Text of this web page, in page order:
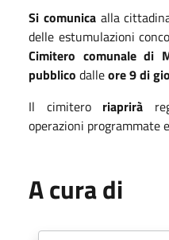
Si comunicaalla
delle estumulazioni
Cimitero comunale di
pubblico dalleore 9 di
Il cimitero riaprirà
operazioni programmate
A cura di